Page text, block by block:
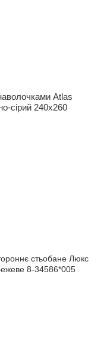
Atlas
сірий 240х260